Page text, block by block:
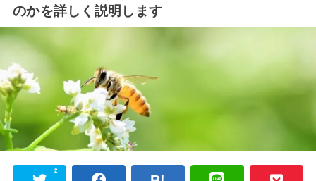
のかを詳しく説明します
2